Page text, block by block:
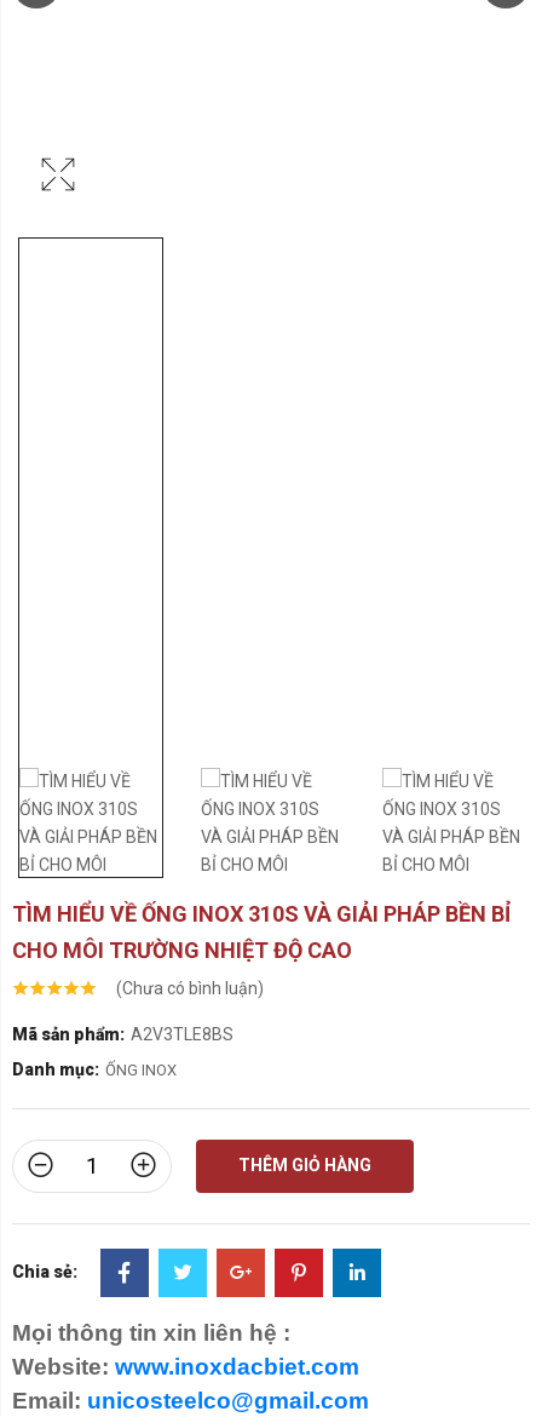
TÌM HIỂU VỀ ỐNG INOX 310S VÀ GIẢI PHÁP BỀN BỈ
CHO MÔI TRƯỜNG NHIỆT ĐỘ CAO
(Chưa có bình luận)
Mã sản phẩm: A2V3TLE8BS
Danh mục: ỐNG INOX
THÊM GIỎ HÀNG
Chia sẻ:
Mọi thông tin xin liên hệ :
Website: www.inoxdacbiet.com
Email: unicosteelco@gmail.com